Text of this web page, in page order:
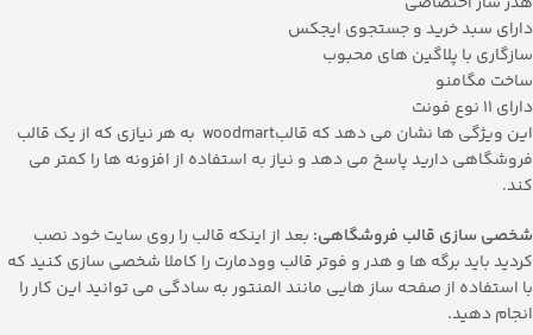
دارای سبد خرید و جستجوی ایجکس
سازگاری با پلاگین های محبوب
ساخت مگامنو
دارای 11 نوع فونت
این ویژگی ها نشان می دهد که قالبwoodmart به هر نیازی که از یک قالب
فروشگاهی دارید پاسخ می دهد و نیاز به استفاده از افزونه ها را کمتر می
کند.
شخصی سازی قالب فروشگاهی: بعد از اینکه قالب را روی سایت خود نصب
کردید باید برگه ها و هدر و فوتر قالب وودمارت را کاملا شخصی سازی کنید که
با استفاده از صفحه ساز هایی مانند المنتور به سادگی می توانید این کار را
انجام دهید.